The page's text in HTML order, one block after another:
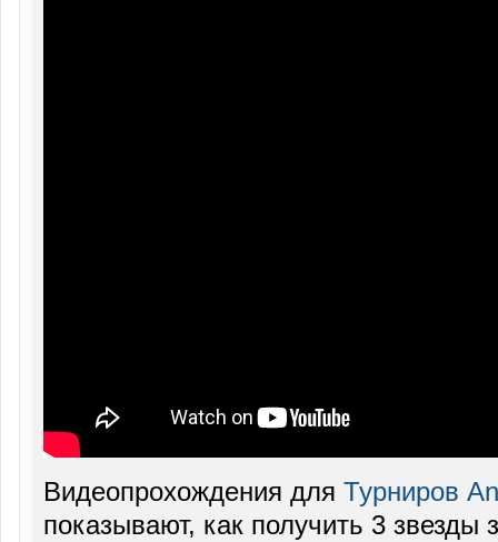
Видеопрохождения для Турниров
показывают, как получить 3